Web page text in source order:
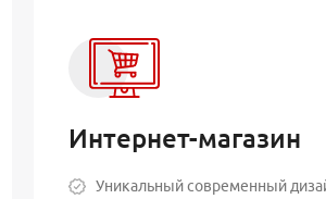
Интернет-магазин
Уникальный современный